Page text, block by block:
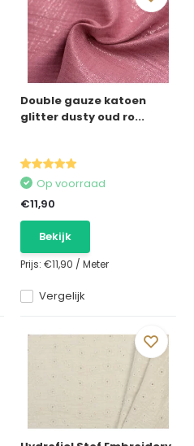
Double gauze katoen
glitter dusty oud ro...
Vergelijk
Op voorraad
€11,90
Bekijk
Prijs: €11,90 / Meter